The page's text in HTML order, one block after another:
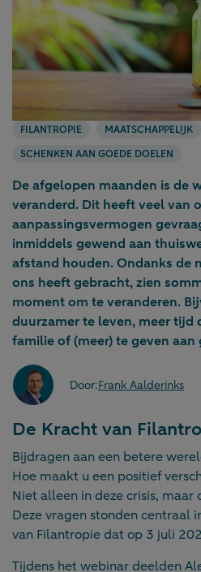
FILANTROPIE
MAATSCHAPPELIJK
SCHENKEN AAN GOEDE DOELEN
De afgelopen maanden is de
veranderd. Dit heeft veel van
aanpassingsvermogen
inmiddels gewend aan
afstand houden. Ondanks de
ons heeft gebracht, zien
moment om te veranderen.
duurzamer te leven, meer tijd
familie of (meer) te geven aan
Door:Frank Aalderinks
De Kracht van
Bijdragen aan een betere
Hoe maakt u een positief
Niet alleen in deze crisis,
Deze vragen stonden centraal
van Filantropie dat op 3 juli
Tijdens het webinar deelden